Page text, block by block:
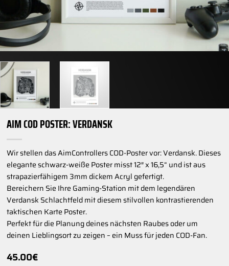
AIM COD POSTER: VERDANSK
Wir stellen das AimControllers COD-Poster vor: Verdansk. Dieses
elegante schwarz-weiße Poster misst 12″ x 16,5“ und ist aus
strapazierfähigem 3mm dickem Acryl gefertigt.
Bereichern Sie Ihre Gaming-Station mit dem legendären
Verdansk Schlachtfeld mit diesem stilvollen kontrastierenden
taktischen Karte Poster.
Perfekt für die Planung deines nächsten Raubes oder um
deinen Lieblingsort zu zeigen – ein Muss für jeden COD-Fan.
45.00€